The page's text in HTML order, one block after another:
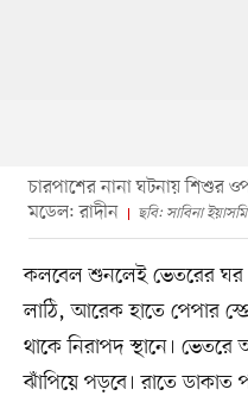
চারপাশের নানা ঘটনায় শিশুর
মডেল: রাদীন
ছবি: সাবিনা
কলবেল শুনলেই ভেতরের
লাঠি, আরেক হাতে পেপার
থাকে নিরাপদ স্থানে।
ঝাঁপিয়ে পড়বে। রাতে ডাকাত